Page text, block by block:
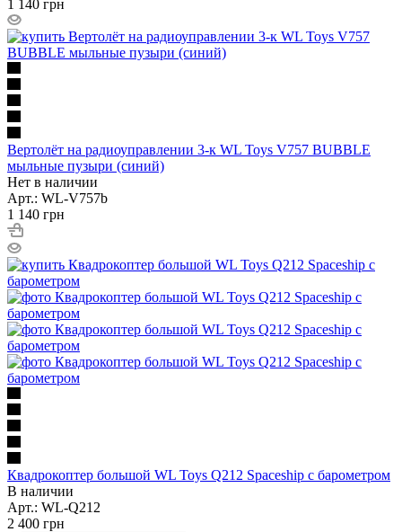
1 140 грн
Вертолёт на радиоуправлении 3-к WL Toys V757 BUBBLE
мыльные пузыри (синий)
Нет в наличии
Арт.: WL-V757b
1 140 грн
Квадрокоптер большой WL Toys Q212 Spaceship с барометром
В наличии
Арт.: WL-Q212
2 400 грн